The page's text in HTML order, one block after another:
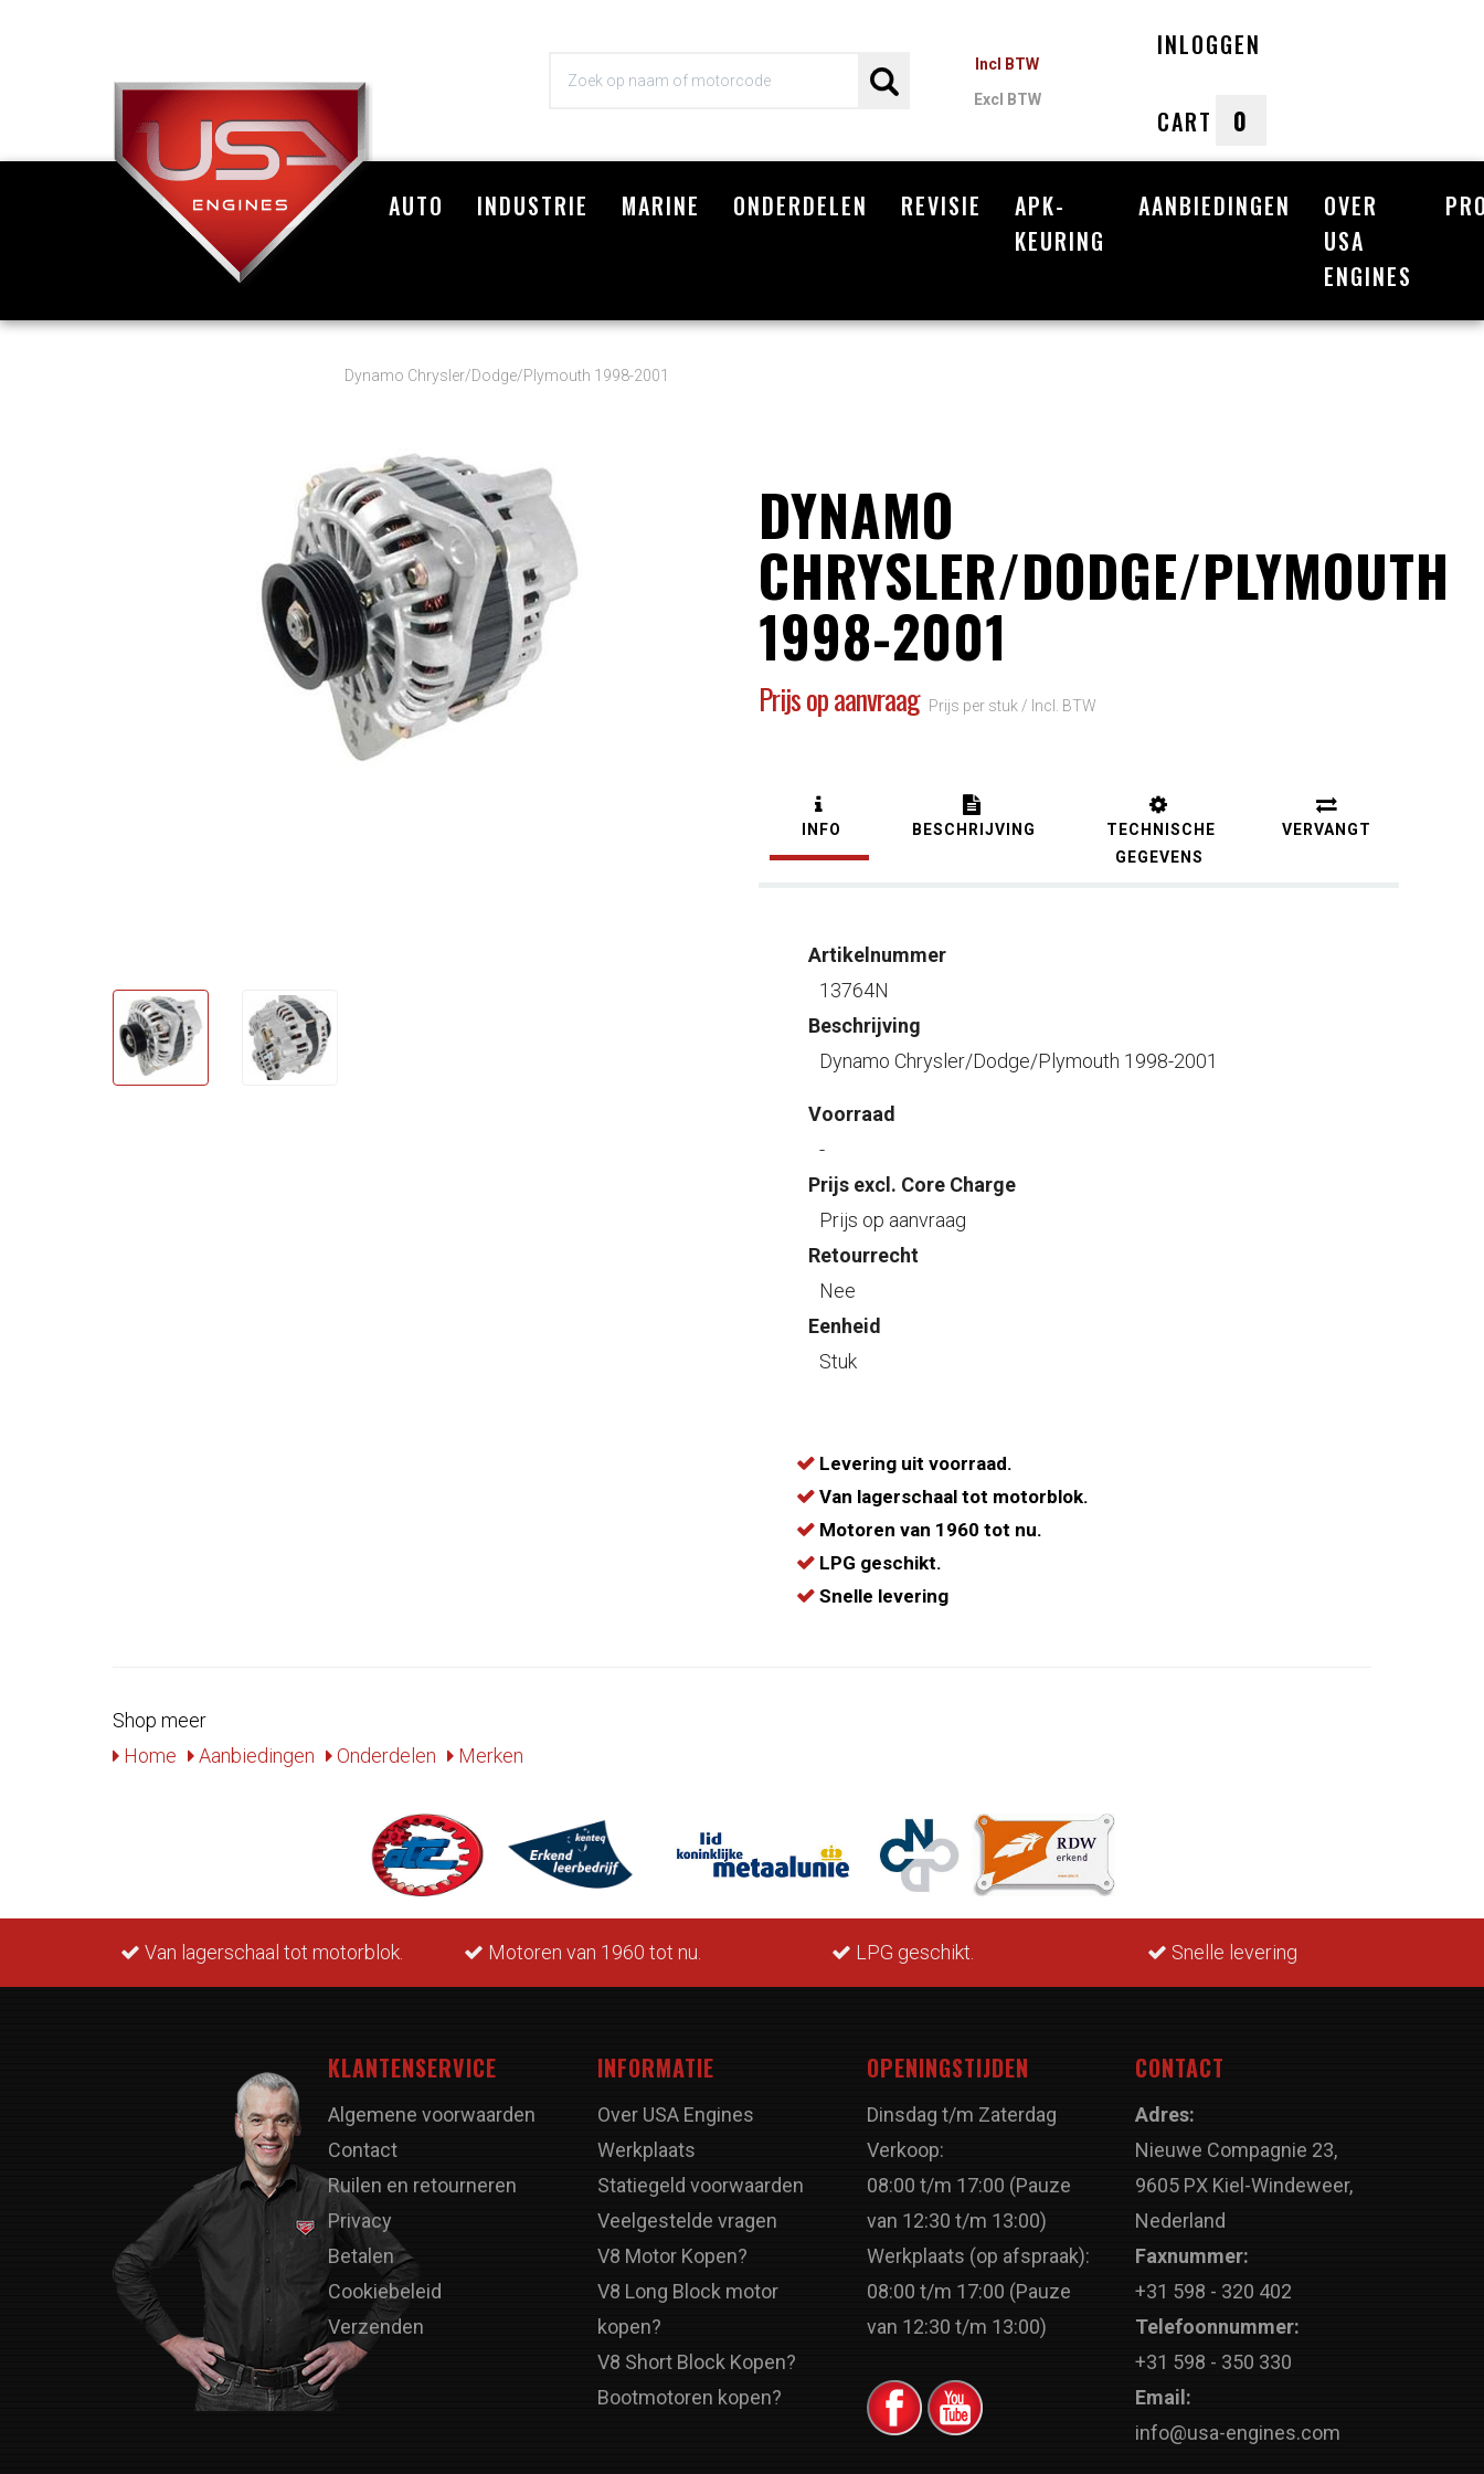
Incl BTW
Excl BTW
INLOGGEN
CART 0
Winkelwagen
AUTO INDUSTRIE MARINE ONDERDELEN REVISIE
APK-
KEURING
AANBIEDINGEN
OVER
USA
ENGINES
Dynamo Chrysler/Dodge/Plymouth 1998-2001
DYNAMO
CHRYSLER/DODGE/PLYMOUTH
1998-2001
Prijs op aanvraag Prijs per stuk / Incl. BTW
INFO BESCHRIJVING
TECHNISCHE
GEGEVENS
VERVANGT
Artikelnummer
13764N
Beschrijving
Dynamo Chrysler/Dodge/Plymouth 1998-2001
Voorraad
-
Prijs excl. Core Charge
Prijs op aanvraag
Retourrecht
Nee
Eenheid
Stuk
Levering uit voorraad.
Van lagerschaal tot motorblok.
Motoren van 1960 tot nu.
LPG geschikt.
Snelle levering
Shop meer
Home
Aanbiedingen Onderdelen Merken
Van lagerschaal tot motorblok. Motoren van 1960 tot nu. LPG geschikt. Snelle levering
KLANTENSERVICE
Algemene voorwaarden
Contact
Ruilen en retourneren
Privacy
Betalen
Cookiebeleid
Verzenden
INFORMATIE
Over USA Engines
Werkplaats
Statiegeld voorwaarden
Veelgestelde vragen
V8 Motor Kopen?
V8 Long Block motor
kopen?
V8 Short Block Kopen?
Bootmotoren kopen?
OPENINGSTIJDEN
Dinsdag t/m Zaterdag
Verkoop:
08:00 t/m 17:00 (Pauze
van 12:30 t/m 13:00)
Werkplaats (op afspraak):
08:00 t/m 17:00 (Pauze
van 12:30 t/m 13:00)
CONTACT
Adres:
Nieuwe Compagnie 23,
9605 PX Kiel-Windeweer,
Nederland
Faxnummer:
+31 598 - 320 402
Telefoonnummer:
+31 598 - 350 330
Email:
info@usa-engines.com